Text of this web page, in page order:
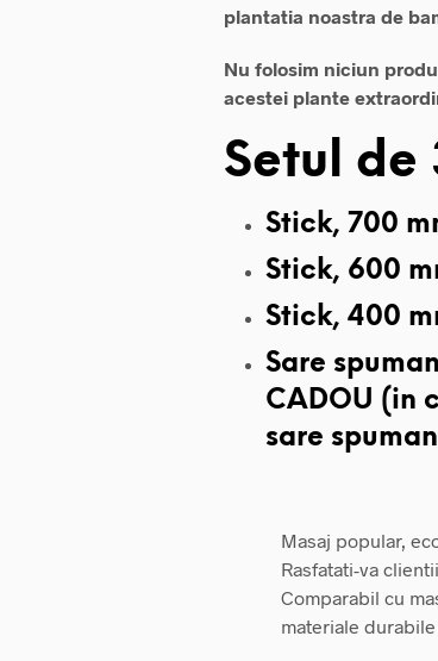
plantatia noastra de
Nu folosim niciun
acestei plante
Setul de
Stick, 700
Stick, 600
Stick, 400
Sare
CADOU (in
sare
Masaj popular,
Rasfatati-va
Comparabil cu
materiale